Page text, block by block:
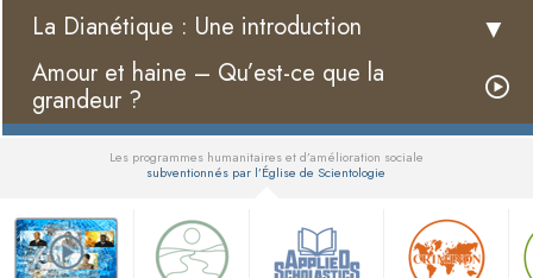
La Dianétique : Une introduction
Amour et haine – Qu’est-ce que la
grandeur ?
Les programmes humanitaires et d’amélioration sociale
subventionnés par l’Église de Scientologie